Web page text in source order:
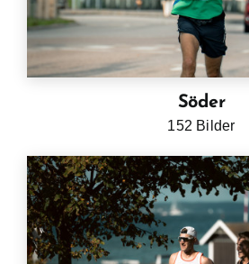
Söder
152 Bilder